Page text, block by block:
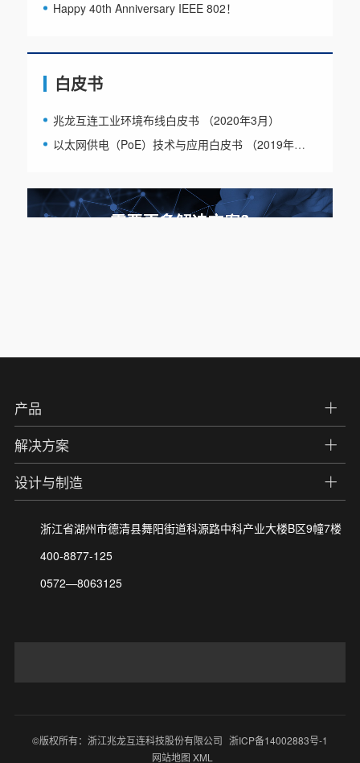
Happy 40th Anniversary IEEE 802！
白皮书
兆龙互连工业环境布线白皮书 （2020年3月）
以太网供电（PoE）技术与应用白皮书 （2019年版）
产品
解决方案
设计与制造
浙江省湖州市德清县舞阳街道科源路中科产业大楼B区9幢7楼
400-8877-125
0572—8063125
©版权所有：浙江兆龙互连科技股份有限公司 浙ICP备14002883号-1
网站地图 XML